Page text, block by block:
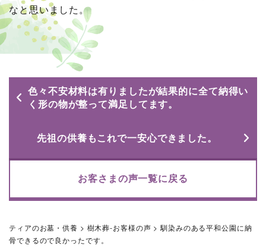
なと思いました。
色々不安材料は有りましたが結果的に全て納得い
く形の物が整って満足してます。
お客さまの声一覧に戻る
先祖の供養もこれで一安心できました。
ティアのお墓・供養 > 樹木葬-お客様の声 > 馴染みのある平和公園に納
骨できるので良かったです。